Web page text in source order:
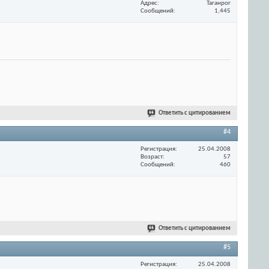
Адрес
Таганрог
Сообщений
1,445
Ответить с цитированием
#4
Регистрация
25.04.2008
Возраст
57
Сообщений
460
Ответить с цитированием
#5
Регистрация
25.04.2008